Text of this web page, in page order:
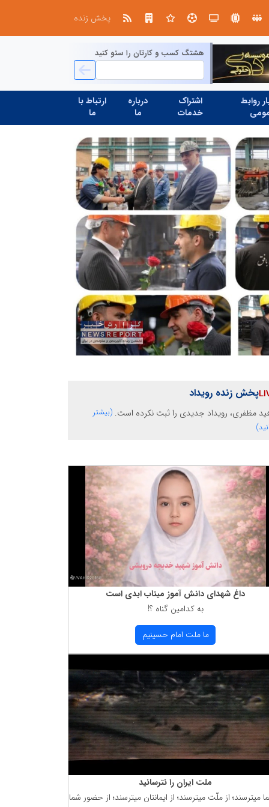
پخش زنده
هشتگ کسب و کارتان را سئو کنید
روابط
اشتراک
خدمات
درباره
ما
ارتباط با
ما
پخش زنده رویداد
مظفری، رویداد جدیدی را ثبت نکرده است. (بیشتر
داغ شهدای دانش آموز میناب ابدی است
به كدامین گناه ؟!
ما ملت امام حسینیم
ملت ایران را نترسانید
میترسند؛ از ملّت میترسند؛ از ایمانتان میترسند؛ از حضور شما